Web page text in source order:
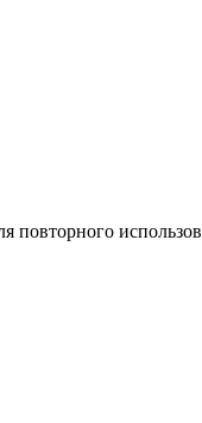
повторного